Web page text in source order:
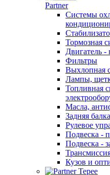
Partner
Системы
Тормозная
Двигатель -
Фильтры
Выхлопная
Лампы,
Топливная
Масла,
Задняя
Рулевое
Подвеска -
Подвеска -
Кузов и